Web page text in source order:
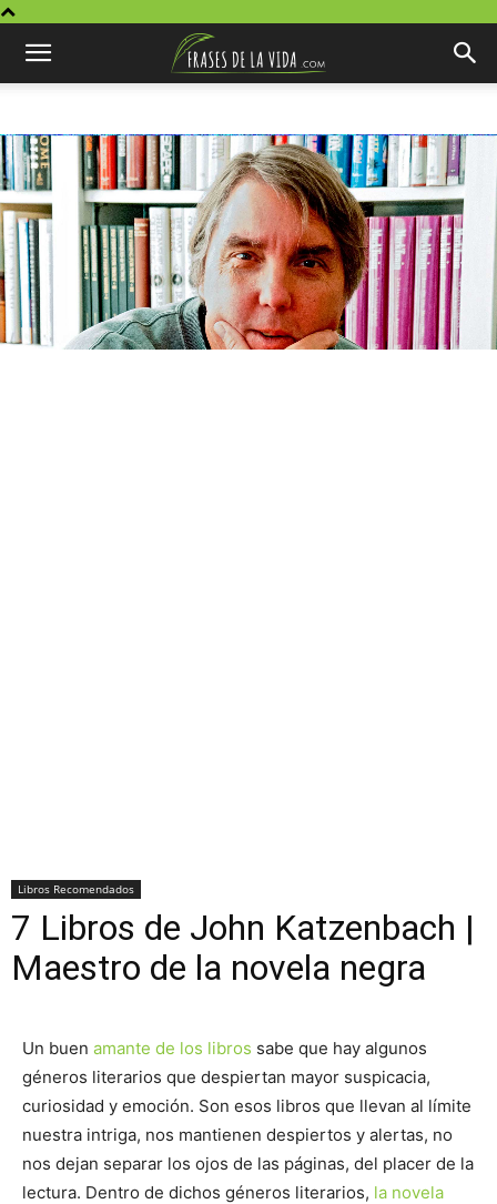
Libros Recomendados
7 Libros de John Katzenbach |
Maestro de la novela negra
Un buen amante de los libros sabe que hay algunos
géneros literarios que despiertan mayor suspicacia,
curiosidad y emoción. Son esos libros que llevan al límite
nuestra intriga, nos mantienen despiertos y alertas, no
nos dejan separar los ojos de las páginas, del placer de la
lectura. Dentro de dichos géneros literarios, la novela